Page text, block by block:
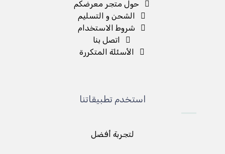
حول متجر معرضكم
الشحن و التسليم
شروط الاستخدام
اتصل بنا
الأسئلة المتكررة
استخدم تطبيقاتنا
لتجربة أفضل